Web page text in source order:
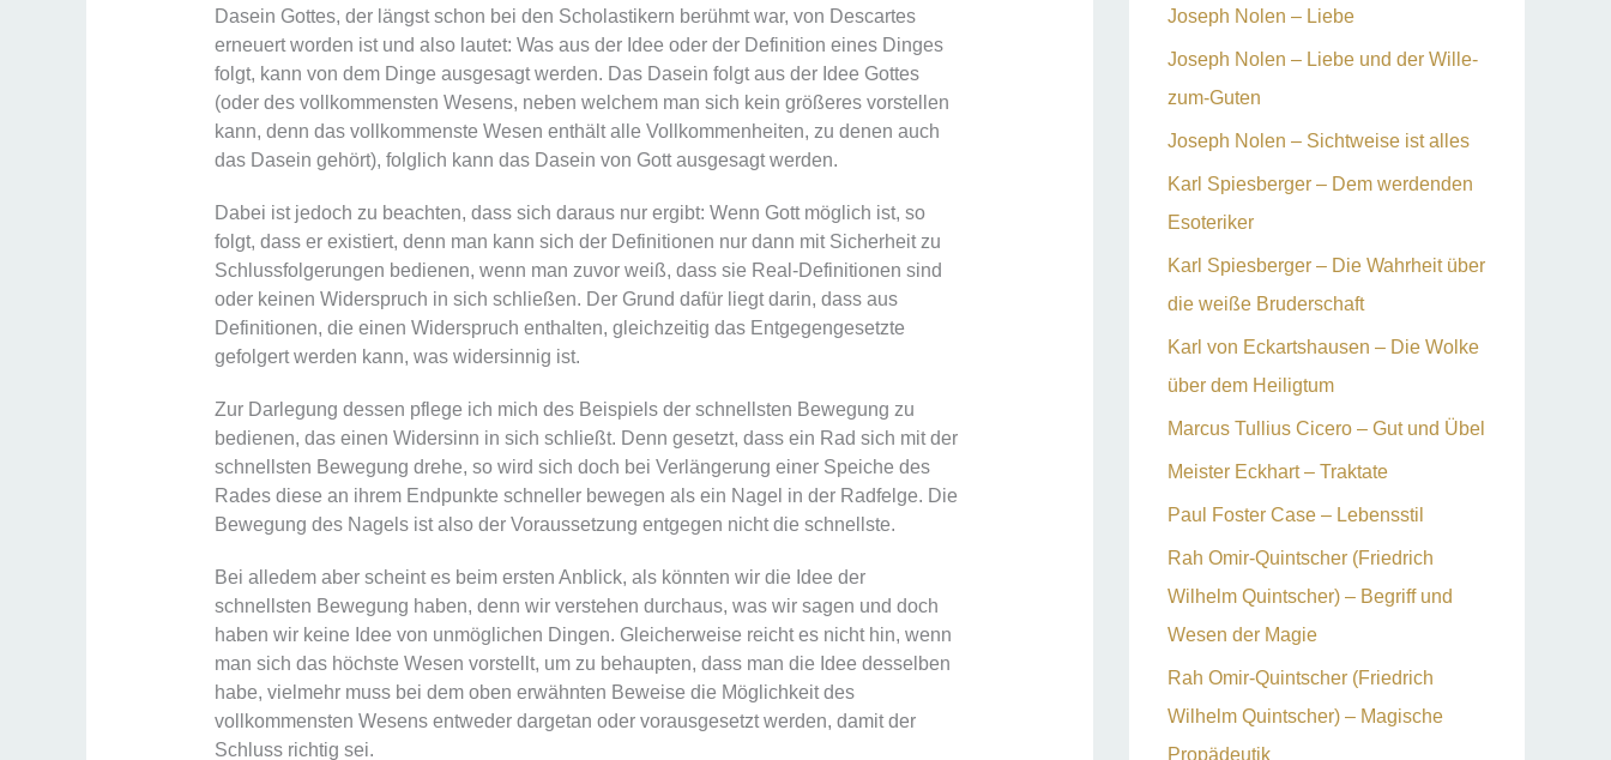
Dasein Gottes, der längst schon bei den Scholastikern berühmt war, von Descartes
erneuert worden ist und also lautet: Was aus der Idee oder der Definition eines Dinges
folgt, kann von dem Dinge ausgesagt werden. Das Dasein folgt aus der Idee Gottes
(oder des vollkommensten Wesens, neben welchem man sich kein größeres vorstellen
kann, denn das vollkommenste Wesen enthält alle Vollkommenheiten, zu denen auch
das Dasein gehört), folglich kann das Dasein von Gott ausgesagt werden.
Dabei ist jedoch zu beachten, dass sich daraus nur ergibt: Wenn Gott möglich ist, so
folgt, dass er existiert, denn man kann sich der Definitionen nur dann mit Sicherheit zu
Schlussfolgerungen bedienen, wenn man zuvor weiß, dass sie Real-Definitionen sind
oder keinen Widerspruch in sich schließen. Der Grund dafür liegt darin, dass aus
Definitionen, die einen Widerspruch enthalten, gleichzeitig das Entgegengesetzte
gefolgert werden kann, was widersinnig ist.
Zur Darlegung dessen pflege ich mich des Beispiels der schnellsten Bewegung zu
bedienen, das einen Widersinn in sich schließt. Denn gesetzt, dass ein Rad sich mit der
schnellsten Bewegung drehe, so wird sich doch bei Verlängerung einer Speiche des
Rades diese an ihrem Endpunkte schneller bewegen als ein Nagel in der Radfelge. Die
Bewegung des Nagels ist also der Voraussetzung entgegen nicht die schnellste.
Bei alledem aber scheint es beim ersten Anblick, als könnten wir die Idee der
schnellsten Bewegung haben, denn wir verstehen durchaus, was wir sagen und doch
haben wir keine Idee von unmöglichen Dingen. Gleicherweise reicht es nicht hin, wenn
man sich das höchste Wesen vorstellt, um zu behaupten, dass man die Idee desselben
habe, vielmehr muss bei dem oben erwähnten Beweise die Möglichkeit des
vollkommensten Wesens entweder dargetan oder vorausgesetzt werden, damit der
Schluss richtig sei.
Joseph Nolen – Liebe
Joseph Nolen – Liebe und der Wille-
zum-Guten
Joseph Nolen – Sichtweise ist alles
Karl Spiesberger – Dem werdenden
Esoteriker
Karl Spiesberger – Die Wahrheit über
die weiße Bruderschaft
Karl von Eckartshausen – Die Wolke
über dem Heiligtum
Marcus Tullius Cicero – Gut und Übel
Meister Eckhart – Traktate
Paul Foster Case – Lebensstil
Rah Omir-Quintscher (Friedrich
Wilhelm Quintscher) – Begriff und
Wesen der Magie
Rah Omir-Quintscher (Friedrich
Wilhelm Quintscher) – Magische
Propädeutik